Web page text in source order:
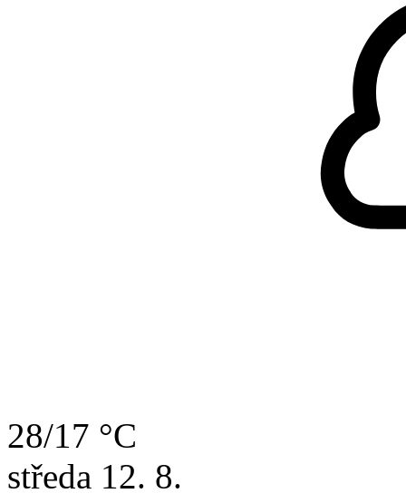
28/17 °C
středa 12. 8.